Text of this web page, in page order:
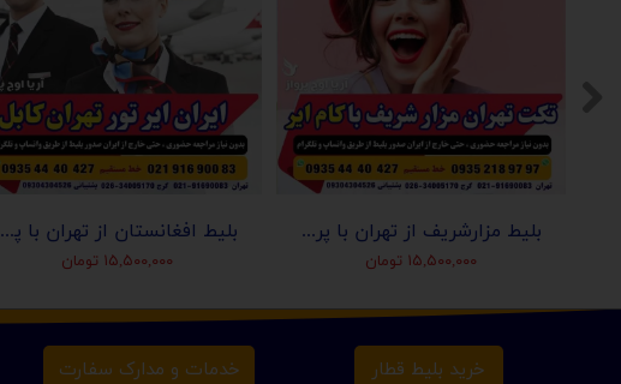
بلیط افغانستان از تهران با پرواز آریانا افغان
۱۵,۵۰۰,۰۰۰ تومان
بلیط مزارشریف از تهران با پرواز کام ایر
۱۵,۵۰۰,۰۰۰ تومان
خرید بلیط قطار خدمات و مدارک سفارت